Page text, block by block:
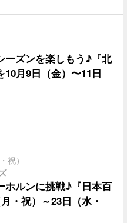
ーズンを楽しもう♪『北
月9日（金）〜11日
祝）
ホルンに挑戦♪『日本百
・祝）～23日（水・